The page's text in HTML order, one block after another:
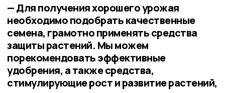
— Для получения хорошего урожая
необходимо подобрать качественные
семена, грамотно применять средства
защиты растений. Мы можем
порекомендовать эффективные
удобрения, а также средства,
стимулирующие рост и развитие растений,